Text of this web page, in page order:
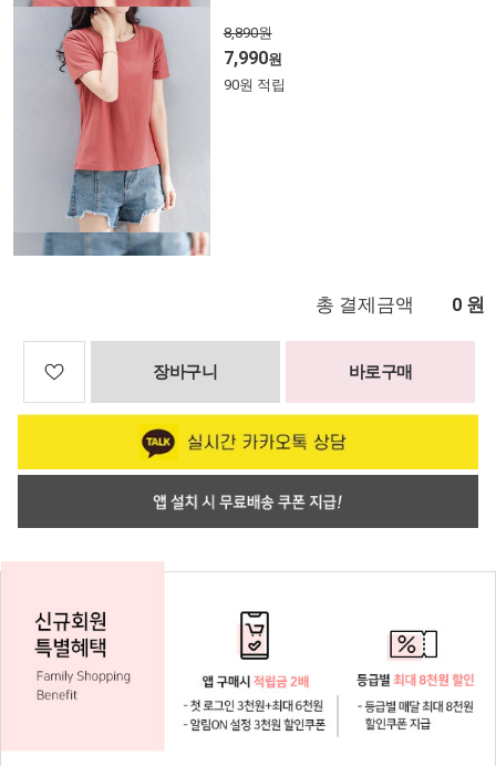
8,890원
7,990원
90원 적립
총 결제금액 0 원
장바구니 바로구매